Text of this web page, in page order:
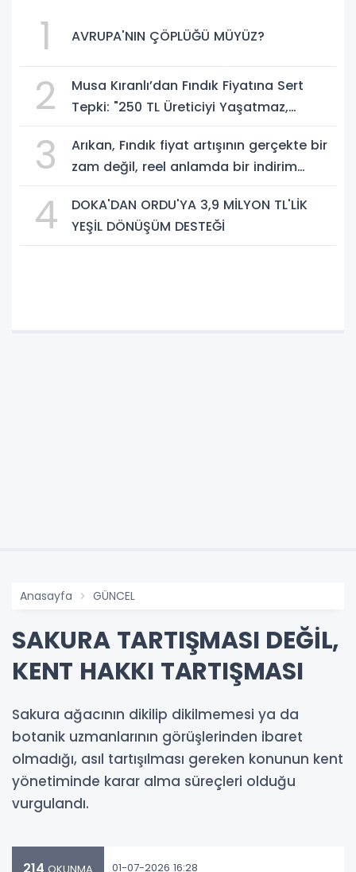
1 AVRUPA'NIN ÇÖPLÜĞÜ MÜYÜZ?
2
Musa Kıranlı’dan Fındık Fiyatına Sert
Tepki: "250 TL Üreticiyi Yaşatmaz,
3
Arıkan, Fındık fiyat artışının gerçekte bir
zam değil, reel anlamda bir indirim
4
DOKA'DAN ORDU'YA 3,9 MİLYON TL'LİK
YEŞİL DÖNÜŞÜM DESTEĞİ
Anasayfa GÜNCEL
SAKURA TARTIŞMASI DEĞİL,
KENT HAKKI TARTIŞMASI
Sakura ağacının dikilip dikilmemesi ya da
botanik uzmanlarının görüşlerinden ibaret
olmadığı, asıl tartışılması gereken konunun kent
yönetiminde karar alma süreçleri olduğu
vurgulandı.
214 OKUNMA 01-07-2026 16:28